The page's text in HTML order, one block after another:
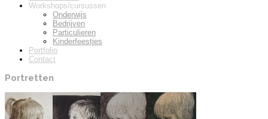
Workshops/cursussen
Onderwijs
Bedrijven
Particulieren
Kinderfeestjes
Portfolio
Contact
Portretten